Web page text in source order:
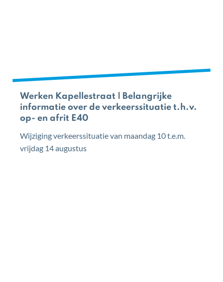
Werken Kapellestraat | Belangrijke
informatie over de verkeerssituatie t.h.v.
op- en afrit E40
Wijziging verkeerssituatie van maandag 10 t.e.m.
vrijdag 14 augustus